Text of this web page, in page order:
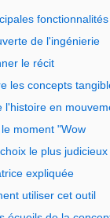
de l'ingénierie
le récit
les concepts
l'histoire en
moment "Wow
le plus judicieux
expliquée
utiliser cet outil